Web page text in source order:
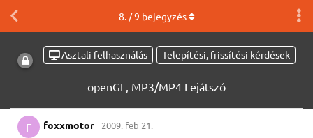
Asztali felhasználás Telepítési, frissítési kérdések
openGL, MP3/MP4 Lejátszó
8. /9 bejegyzés
F foxxmotor 2009. feb 21.